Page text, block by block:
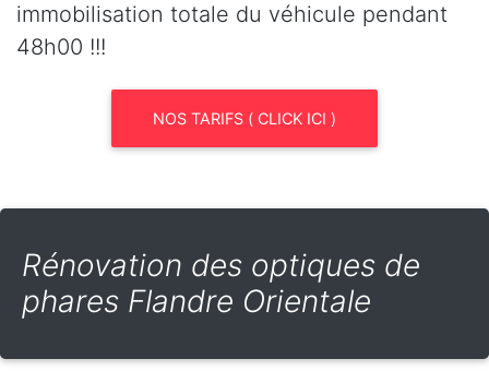
immobilisation totale du véhicule pendant
48h00 !!!
NOS TARIFS ( CLICK ICI )
Rénovation des optiques de
phares Flandre Orientale